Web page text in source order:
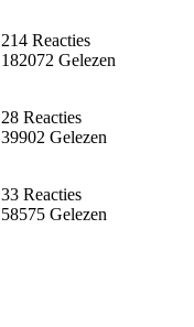
214 Reacties
182072 Gelezen
28 Reacties
39902 Gelezen
33 Reacties
58575 Gelezen